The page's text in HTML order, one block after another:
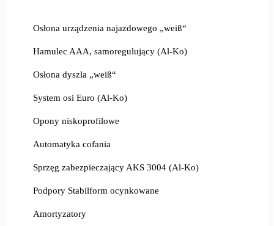
Osłona urządzenia najazdowego „weiß“
Hamulec AAA, samoregulujący (Al-Ko)
Osłona dyszla „weiß“
System osi Euro (Al-Ko)
Opony niskoprofilowe
Automatyka cofania
Sprzęg zabezpieczający AKS 3004 (Al-Ko)
Podpory Stabilform ocynkowane
Amortyzatory